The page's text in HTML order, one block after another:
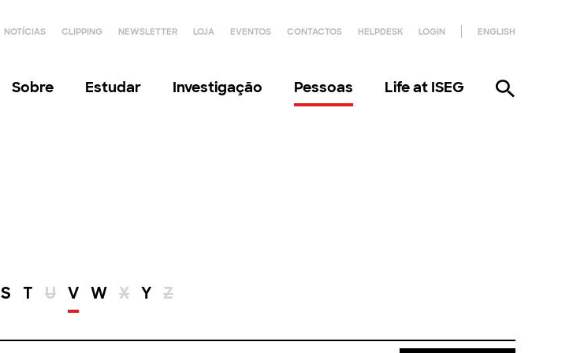
NOTÍCIAS CLIPPING NEWSLETTER LOJA EVENTOS CONTACTOS HELPDESK LOGIN ENGLISH
Sobre Estudar Investigação Pessoas Life at ISEG
S T U V W X Y Z